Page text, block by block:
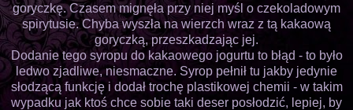
goryczkę. Czasem mignęła przy niej myśl o czekoladowym
spirytusie. Chyba wyszła na wierzch wraz z tą kakaową
goryczką, przeszkadzając jej.
Dodanie tego syropu do kakaowego jogurtu to błąd - to było
ledwo zjadliwe, niesmaczne. Syrop pełnił tu jakby jedynie
słodzącą funkcję i dodał trochę plastikowej chemii - w takim
wypadku jak ktoś chce sobie taki deser posłodzić, lepiej, by